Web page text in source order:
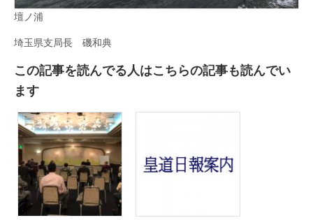
壇ノ浦
埼玉県支局長 磯和典
この記事を読んでる人はこちらの記事も読んでい
ます